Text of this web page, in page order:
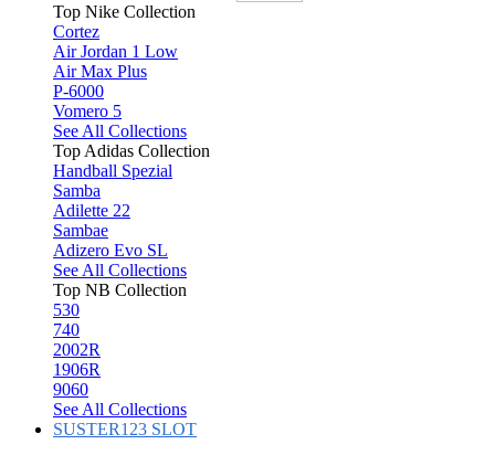
Top Nike Collection
Cortez
Air Jordan 1 Low
Air Max Plus
P-6000
Vomero 5
See All Collections
Top Adidas Collection
Handball Spezial
Samba
Adilette 22
Sambae
Adizero Evo SL
See All Collections
Top NB Collection
530
740
2002R
1906R
9060
See All Collections
SUSTER123 SLOT